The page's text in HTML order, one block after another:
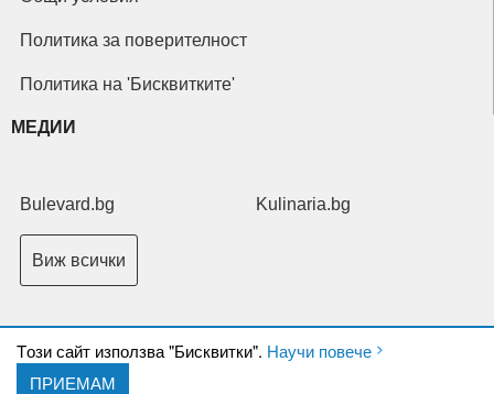
Tози сайт използва "Бисквитки". Научи повече
ПРИЕМАМ
Политика за поверителност
Политика на 'Бисквитките'
МЕДИИ
Bulevard.bg Kulinaria.bg
Виж всички
Copyright © 2026 Ксениум ООД. Всички права запазени.